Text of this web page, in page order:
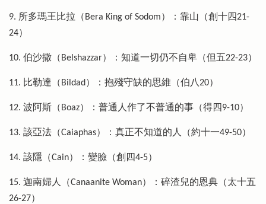
9. 所多瑪王比拉（Bera King of Sodom）：靠山（創十四21-
24）
10. 伯沙撒（Belshazzar）：知道一切仍不自卑（但五22-23）
11. 比勒達（Bildad）：抱殘守缺的思維（伯八20）
12. 波阿斯（Boaz）：普通人作了不普通的事（得四9-10）
13. 該亞法（Caiaphas）：真正不知道的人（約十一49-50）
14. 該隱（Cain）：變臉（創四4-5）
15. 迦南婦人（Canaanite Woman）：碎渣兒的恩典（太十五
26-27）